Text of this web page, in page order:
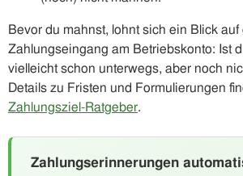
Bevor du mahnst, lohnt sich ein Blick auf
Zahlungseingang am Betriebskonto: Ist
vielleicht schon unterwegs, aber noch
Details zu Fristen und Formulierungen
Zahlungsziel-Ratgeber.
Zahlungserinnerungen